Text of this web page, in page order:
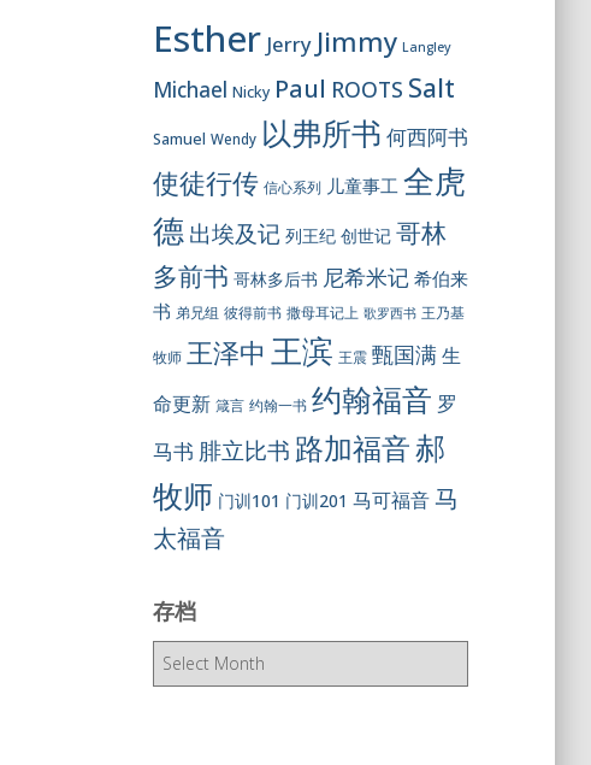
Esther Jerry Jimmy Langley
Michael Nicky Paul ROOTS Salt
Samuel Wendy 以弗所书 何西阿书
使徒行传 信心系列 儿童事工 全虎
德 出埃及记 列王纪 创世记 哥林
多前书 哥林多后书 尼希米记 希伯来
书 弟兄组 彼得前书 撒母耳记上 歌罗西书 王乃基
牧师 王泽中 王滨 王震 甄国满 生
命更新 箴言 约翰一书 约翰福音 罗
马书 腓立比书 路加福音郝
牧师 门训101 门训201 马可福音 马
太福音
存档
存